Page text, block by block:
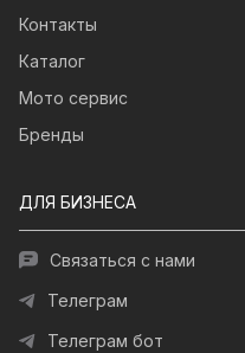
Контакты
Каталог
Мото сервис
Бренды
ДЛЯ БИЗНЕСА
Связаться с нами
Телеграм
Телеграм бот